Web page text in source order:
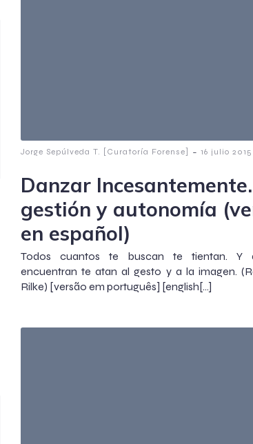
Jorge Sepúlveda T. [Curatoría Forense] - 16 julio 2015
Danzar
gestión y autonomía
en español)
Todos cuantos te buscan te tientan. Y
encuentran te atan al gesto y a la imagen.
Rilke) [versão em português] [english[…]